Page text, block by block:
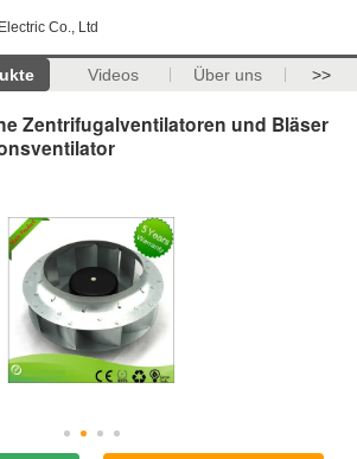
Co., Ltd
Videos Über uns >>
Zentrifugalventilatoren und Bläser